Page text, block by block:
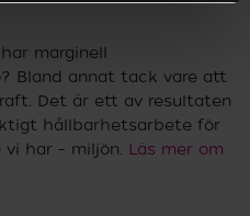
marginell
Bland annat tack vare att
Det är ett av resultaten
hållbarhetsarbete för
har – miljön. Läs mer om